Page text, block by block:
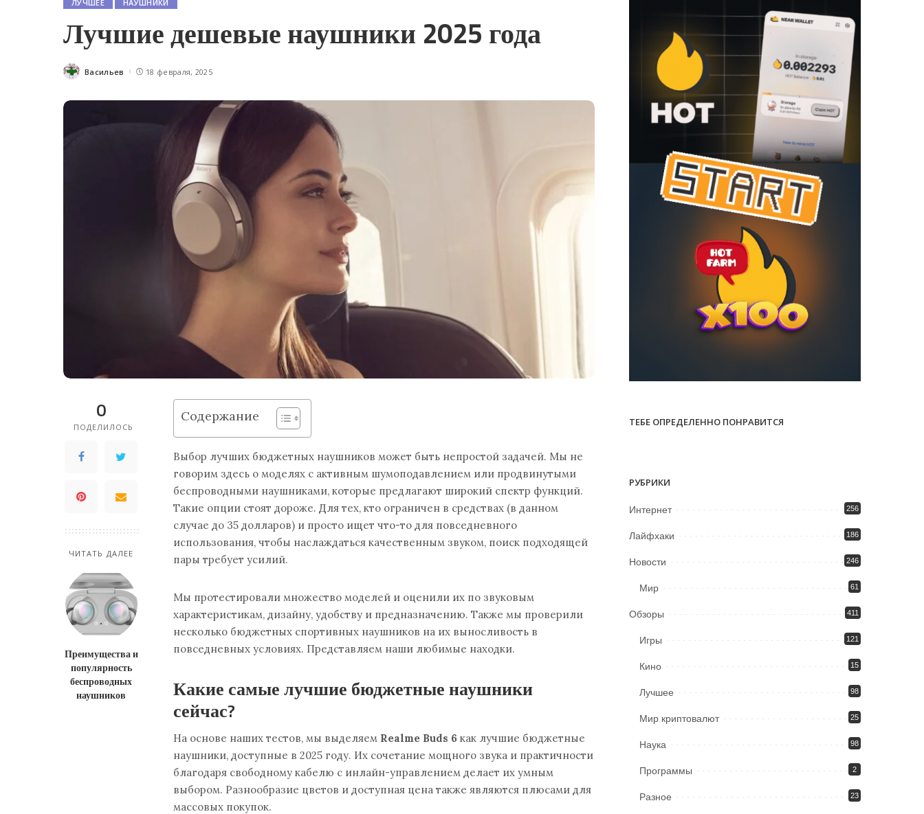
ЛУЧШЕЕ НАУШНИКИ
Лучшие дешевые наушники 2025 года
Posted
Васильев 18 февраля, 2025
0
ПОДЕЛИЛОСЬ
ЧИТАТЬ ДАЛЕЕ
Преимущества и
популярность
беспроводных
наушников
Содержание
Выбор лучших бюджетных наушников может быть непростой задачей. Мы не
говорим здесь о моделях с активным шумоподавлением или продвинутыми
беспроводными наушниками, которые предлагают широкий спектр функций.
Такие опции стоят дороже. Для тех, кто ограничен в средствах (в данном
случае до 35 долларов) и просто ищет что-то для повседневного
использования, чтобы наслаждаться качественным звуком, поиск подходящей
пары требует усилий.
Мы протестировали множество моделей и оценили их по звуковым
характеристикам, дизайну, удобству и предназначению. Также мы проверили
несколько бюджетных спортивных наушников на их выносливость в
повседневных условиях. Представляем наши любимые находки.
Какие самые лучшие бюджетные наушники
сейчас?
На основе наших тестов, мы выделяем Realme Buds 6 как лучшие бюджетные
наушники, доступные в 2025 году. Их сочетание мощного звука и практичности
благодаря свободному кабелю с инлайн-управлением делает их умным
выбором. Разнообразие цветов и доступная цена также являются плюсами для
массовых покупок.
ТЕБЕ ОПРЕДЕЛЕННО ПОНРАВИТСЯ
РУБРИКИ
Интернет 256
Лайфхаки 186
Новости 246
Мир 61
Обзоры 411
Игры 121
Кино 15
Лучшее 98
Мир криптовалют 25
Наука 98
Программы 2
Разное 23